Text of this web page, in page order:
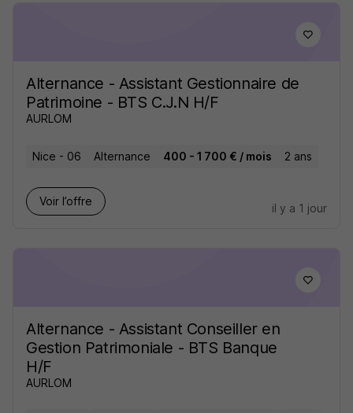
Alternance - Assistant Gestionnaire de
Patrimoine - BTS C.J.N H/F
AURLOM
Nice - 06 Alternance 400 - 1 700 € / mois 2 ans
Voir l’offre
il y a 1 jour
Alternance - Assistant Conseiller en
Gestion Patrimoniale - BTS Banque
H/F
AURLOM